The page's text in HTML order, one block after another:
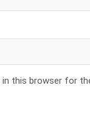
in this browser for